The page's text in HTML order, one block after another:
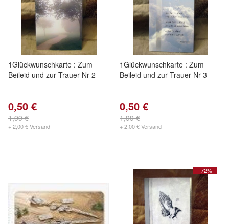
1Glückwunschkarte : Zum
Beileid und zur Trauer Nr 2
0,50 €
1,99 €
+ 2,00 € Versand
1Glückwunschkarte : Zum
Beileid und zur Trauer Nr 3
0,50 €
1,99 €
+ 2,00 € Versand
- 72%